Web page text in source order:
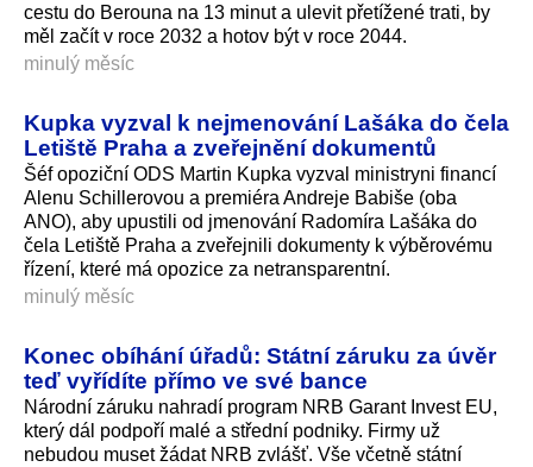
cestu do Berouna na 13 minut a ulevit přetížené trati, by
měl začít v roce 2032 a hotov být v roce 2044.
minulý měsíc
Kupka vyzval k nejmenování Lašáka do čela
Letiště Praha a zveřejnění dokumentů
Šéf opoziční ODS Martin Kupka vyzval ministryni financí
Alenu Schillerovou a premiéra Andreje Babiše (oba
ANO), aby upustili od jmenování Radomíra Lašáka do
čela Letiště Praha a zveřejnili dokumenty k výběrovému
řízení, které má opozice za netransparentní.
minulý měsíc
Konec obíhání úřadů: Státní záruku za úvěr
teď vyřídíte přímo ve své bance
Národní záruku nahradí program NRB Garant Invest EU,
který dál podpoří malé a střední podniky. Firmy už
nebudou muset žádat NRB zvlášť. Vše včetně státní